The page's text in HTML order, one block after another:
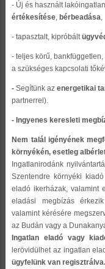
- Új és használt
értékesítése, bérbeadása,
- tapasztalt, kipróbált
- teljes körű,
a szükséges kapcsolati
- Segítünk azenergetikai
partnerrel).
- Ingyenes keresleti
Nem talál igényének
környékén, esetleg
Ingatlanirodánk
Szentendre környéki
eladó ikerházak, valamint
eladási megbízás
valamint kérésére
az Budán vagy a
Ingatlan eladó vagy
lerövidülhet az ingatlan
ügyfelünk van regisztrálva.